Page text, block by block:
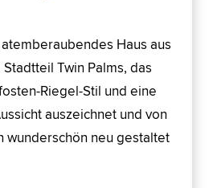
Haus aus
Twin Palms, das
Riegel-Stil und eine
auszeichnet und von
wunderschön neu gestaltet